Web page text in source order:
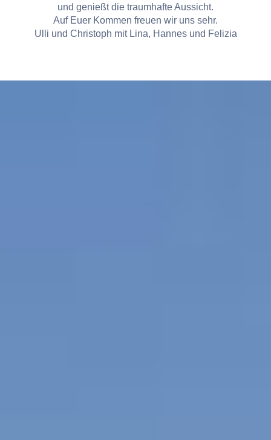
und genießt die traumhafte Aussicht.
Auf Euer Kommen freuen wir uns sehr.
Ulli und Christoph mit Lina, Hannes und Felizia